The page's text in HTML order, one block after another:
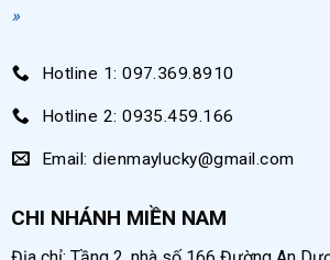
nghệ: cung cấp khí nén cho
sinh bụi sơn,…
Đặc điểm nổi bật máy nén khí
lít Jetman
»
Hotline 1: 097.369.8910
Hotline 2: 0935.459.166
Email: dienmaylucky@gmail.com
CHI NHÁNH MIỀN NAM